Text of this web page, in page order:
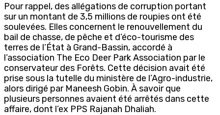
Pour rappel, des allégations de corruption portant
sur un montant de 3,5 millions de roupies ont été
soulevées. Elles concernent le renouvellement du
bail de chasse, de pêche et d’éco-tourisme des
terres de l’État à Grand-Bassin, accordé à
l’association The Eco Deer Park Association par le
conservateur des Forêts. Cette décision avait été
prise sous la tutelle du ministère de l’Agro-industrie,
alors dirigé par Maneesh Gobin. À savoir que
plusieurs personnes avaient été arrêtés dans cette
affaire, dont l’ex PPS Rajanah Dhaliah.